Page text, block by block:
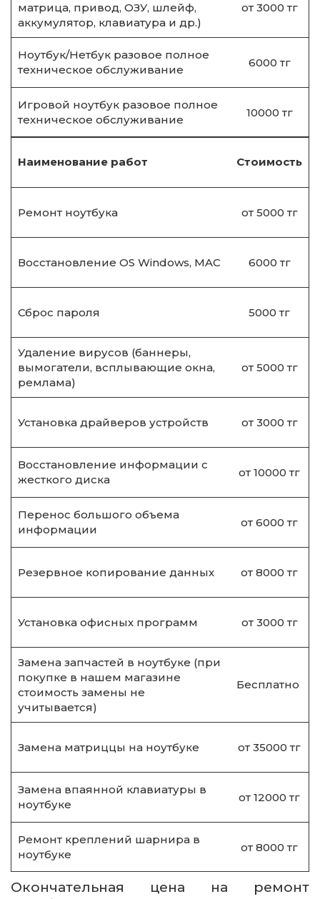
матрица, привод, ОЗУ, шлейф,
аккумулятор, клавиатура и др.)
от 3000 тг
Ноутбук/Нетбук разовое полное
техническое обслуживание
6000 тг
Игровой ноутбук разовое полное
техническое обслуживание
10000 тг
Наименование работ Стоимость
Ремонт ноутбука от 5000 тг
Восстановление OS Windows, MAC 6000 тг
Сброс пароля 5000 тг
Удаление вирусов (баннеры,
вымогатели, всплывающие окна,
ремлама)
от 5000 тг
Установка драйверов устройств от 3000 тг
Восстановление информации с
жесткого диска
от 10000 тг
Перенос большого объема
информации
от 6000 тг
Резервное копирование данных от 8000 тг
Установка офисных программ от 3000 тг
Замена запчастей в ноутбуке (при
покупке в нашем магазине
стоимость замены не
учитывается)
Бесплатно
Замена матриццы на ноутбуке от 35000 тг
Замена впаянной клавиатуры в
ноутбуке
от 12000 тг
Ремонт креплений шарнира в
ноутбуке
от 8000 тг
Окончательная цена на ремонт